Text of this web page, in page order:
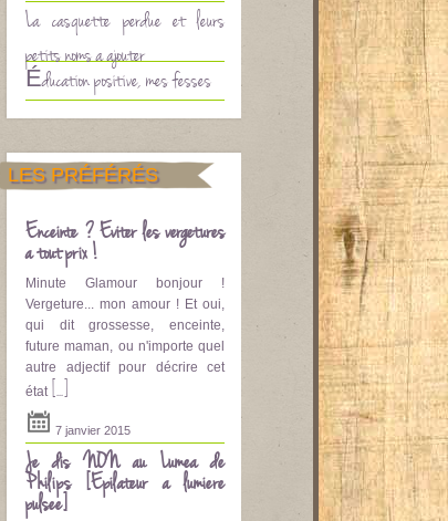
La casquette perdue et leurs
Éducation positive, mes fesses
LES PRÉFÉRÉS
Enceinte ? Eviter les vergetures
à tout prix !
Minute Glamour bonjour !
Vergeture... mon amour ! Et oui,
qui dit grossesse, enceinte,
future maman, ou n'importe quel
autre adjectif pour décrire cet
état [...]
7 janvier 2015
Je dis NON au Lumea de
Philips [Epilateur a lumière
pulsee]